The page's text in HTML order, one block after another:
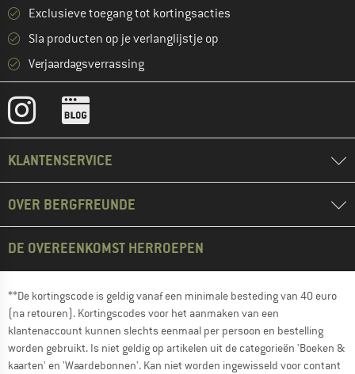
Exclusieve toegang tot kortingsacties
Sla producten op je verlanglijstje op
Verjaardagsverrassing
KLANTENSERVICE
OVER BERGFREUNDE
DE OVEREENKOMST HERROEPEN
**De kortingscode is geldig vanaf een minimale besteding van 40 euro
(na retouren). Kortingscodes voor het aanmaken van een
klantenaccount kunnen slechts eenmaal per persoon en bestelling
worden gebruikt. Is niet geldig op artikelen uit de categorieën 'Boeken &
kaarten' en 'Waardebonnen'. Kan niet worden ingewisseld voor contant